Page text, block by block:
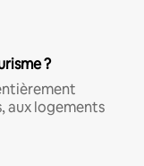
?
aux logements